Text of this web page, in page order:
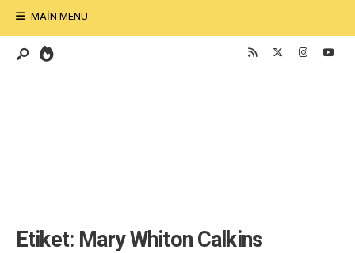
MAIN MENU
Etiket: Mary Whiton Calkins